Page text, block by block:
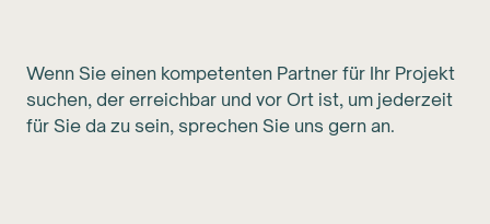
Wenn Sie einen kompetenten Partner für Ihr Projekt
suchen, der erreichbar und vor Ort ist, um jederzeit
für Sie da zu sein, sprechen Sie uns gern an.